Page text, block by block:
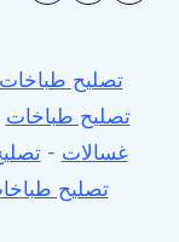
تصليح طباخات
تصليح طباخات
غسالات -
تصليح